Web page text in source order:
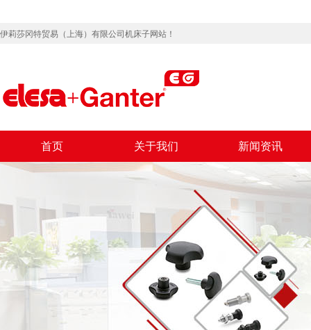
伊莉莎冈特贸易（上海）有限公司机床子网站！
首页 关于我们 新闻资讯